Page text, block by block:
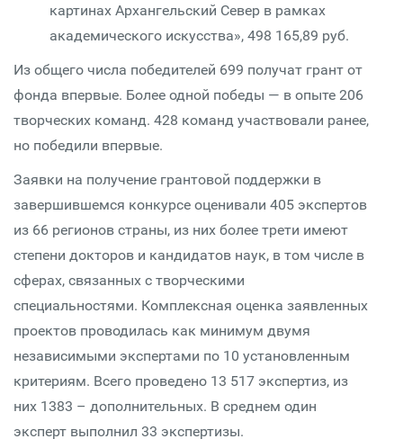
картинах Архангельский Север в рамках
академического искусства», 498 165,89 руб.
Из общего числа победителей 699 получат грант от
фонда впервые. Более одной победы — в опыте 206
творческих команд. 428 команд участвовали ранее,
но победили впервые.
Заявки на получение грантовой поддержки в
завершившемся конкурсе оценивали 405 экспертов
из 66 регионов страны, из них более трети имеют
степени докторов и кандидатов наук, в том числе в
сферах, связанных с творческими
специальностями. Комплексная оценка заявленных
проектов проводилась как минимум двумя
независимыми экспертами по 10 установленным
критериям. Всего проведено 13 517 экспертиз, из
них 1383 – дополнительных. В среднем один
эксперт выполнил 33 экспертизы.